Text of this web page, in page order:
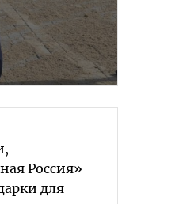
Россия»
для